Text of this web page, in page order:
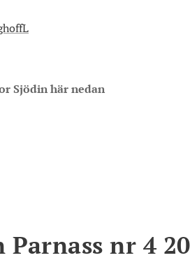
Sjödin här nedan
nr 4